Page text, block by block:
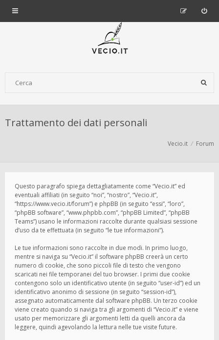
Trattamento dei dati personali
Vecio.it Forum
Questo paragrafo spiega dettagliatamente come “Vecio.it” ed
eventuali affiliati (in seguito “noi”, “nostro”, “Vecio.it”,
“https://www.vecio.it/forum”) e phpBB (in seguito “essi”, “loro”,
“phpBB software”, “www.phpbb.com”, “phpBB Limited”, “phpBB
Teams”) usano le informazioni raccolte durante qualsiasi sessione
d’uso da te effettuata (in seguito “le tue informazioni”).
Le tue informazioni sono raccolte in due modi. In primo luogo,
mentre si naviga su “Vecio.it” il software phpBB creerà un certo
numero di cookie, che sono piccoli file di testo che vengono
scaricati nei file temporanei del tuo browser. I primi due cookie
contengono solo un identificativo utente (in seguito “user-id”) ed un
identificativo anonimo di sessione (in seguito “session-id”),
assegnato automaticamente dal software phpBB. Un terzo cookie
viene creato quando si naviga tra gli argomenti di “Vecio.it” e viene
usato per memorizzare gli argomenti letti da quelli ancora da
leggere, quindi agevolando la lettura nelle tue visite future.